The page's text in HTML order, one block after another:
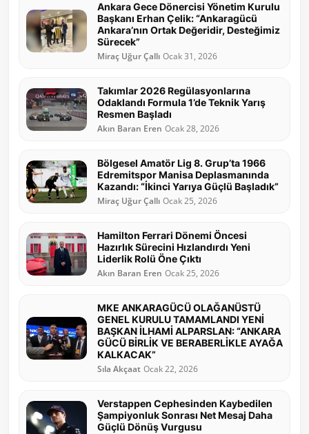
Ankara Gece Dönercisi Yönetim Kurulu
Başkanı Erhan Çelik: “Ankaragücü
Ankara’nın Ortak Değeridir, Desteğimiz
Sürecek”
Miraç Uğur Çallı Ocak 31, 2026
Takımlar 2026 Regülasyonlarına
Odaklandı Formula 1’de Teknik Yarış
Resmen Başladı
Akın Baran Eren Ocak 28, 2026
Bölgesel Amatör Lig 8. Grup’ta 1966
Edremitspor Manisa Deplasmanında
Kazandı: “İkinci Yarıya Güçlü Başladık”
Miraç Uğur Çallı Ocak 25, 2026
Hamilton Ferrari Dönemi Öncesi
Hazırlık Sürecini Hızlandırdı Yeni
Liderlik Rolü Öne Çıktı
Akın Baran Eren Ocak 25, 2026
MKE ANKARAGÜCÜ OLAĞANÜSTÜ
GENEL KURULU TAMAMLANDI YENİ
BAŞKAN İLHAMİ ALPARSLAN: “ANKARA
GÜCÜ BİRLİK VE BERABERLİKLE AYAĞA
KALKACAK”
Sıla Akçaat Ocak 22, 2026
Verstappen Cephesinden Kaybedilen
Şampiyonluk Sonrası Net Mesaj Daha
Güçlü Dönüş Vurgusu